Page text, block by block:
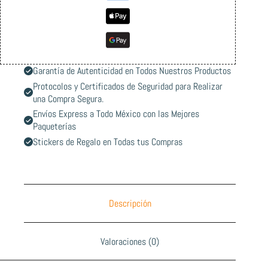
Garantía de Autenticidad en Todos Nuestros Productos
Protocolos y Certificados de Seguridad para Realizar
una Compra Segura.
Envíos Express a Todo México con las Mejores
Paqueterías
Stickers de Regalo en Todas tus Compras
Descripción
Valoraciones (0)